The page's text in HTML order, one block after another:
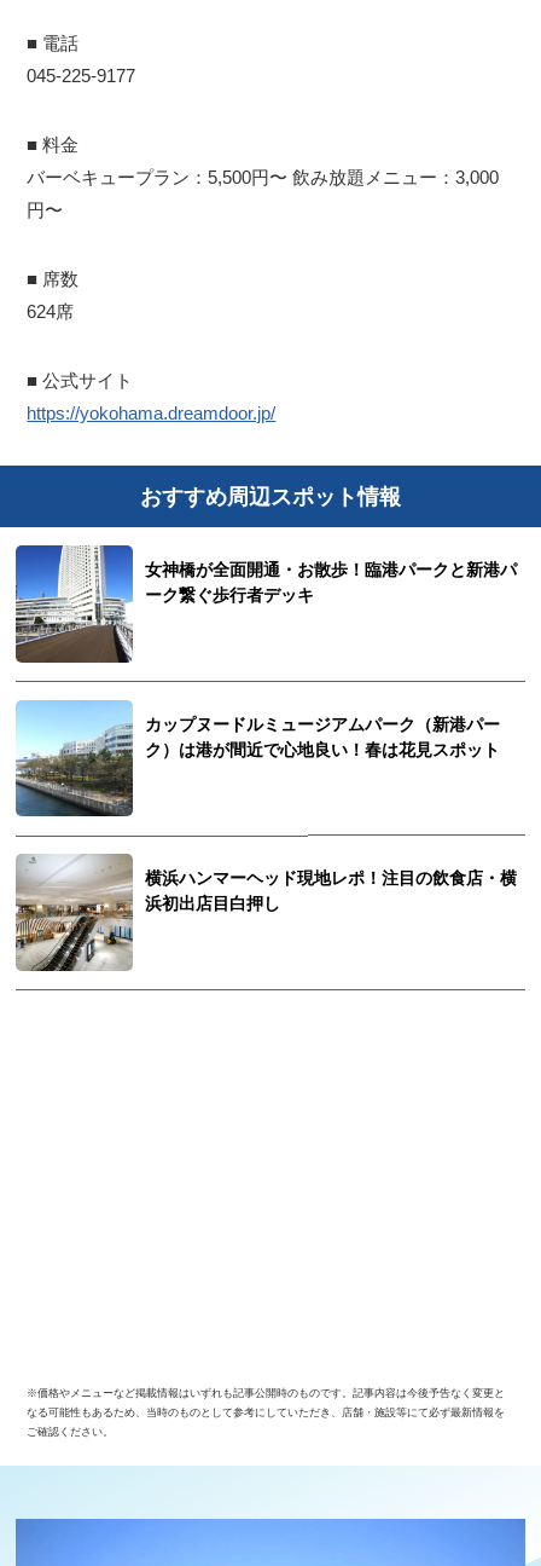
■ 電話
045-225-9177
■ 料金
バーベキュープラン：5,500円〜 飲み放題メニュー：3,000
円〜
■ 席数
624席
■ 公式サイト
https://yokohama.dreamdoor.jp/
おすすめ周辺スポット情報
女神橋が全面開通・お散歩！臨港パークと新港パ
ーク繋ぐ歩行者デッキ
カップヌードルミュージアムパーク（新港パー
ク）は港が間近で心地良い！春は花見スポット
横浜ハンマーヘッド現地レポ！注目の飲食店・横
浜初出店目白押し
※価格やメニューなど掲載情報はいずれも記事公開時のものです。記事内容は今後予告なく変更と
なる可能性もあるため、当時のものとして参考にしていただき、店舗・施設等にて必ず最新情報を
ご確認ください。